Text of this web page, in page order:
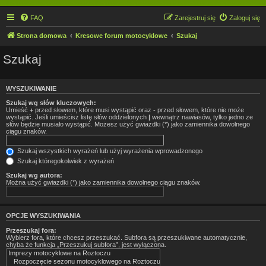
FAQ Zaloguj się
Zarejestruj się
Strona domowa Kresowe forum motocyklowe Szukaj
Szukaj
WYSZUKIWANIE
Szukaj wg słów kluczowych:
Umieść + przed słowem, które musi wystąpić oraz - przed słowem, które nie może
wystąpić. Jeśli umieścisz listę słów oddzielonych | wewnątrz nawiasów, tylko jedno ze
słów będzie musiało wystąpić. Możesz użyć gwiazdki (*) jako zamiennika dowolnego
ciągu znaków.
Szukaj wszystkich wyrażeń lub użyj wyrażenia wprowadzonego
Szukaj któregokolwiek z wyrażeń
Szukaj wg autora:
Można użyć gwiazdki (*) jako zamiennika dowolnego ciągu znaków.
OPCJE WYSZUKIWANIA
Przeszukaj fora:
Wybierz fora, które chcesz przeszukać. Subfora są przeszukiwane automatycznie,
chyba że funkcja „Przeszukuj subfora”, jest wyłączona.